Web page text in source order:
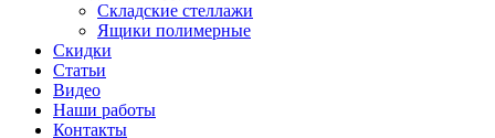
Складские стеллажи
Ящики полимерные
Скидки
Статьи
Видео
Наши работы
Контакты